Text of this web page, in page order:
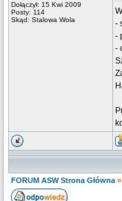
Dołączył: 15 Kwi 2009
Posty: 114
Skąd: Stalowa Wola
-
-
-
FORUM ASW Strona Główna »